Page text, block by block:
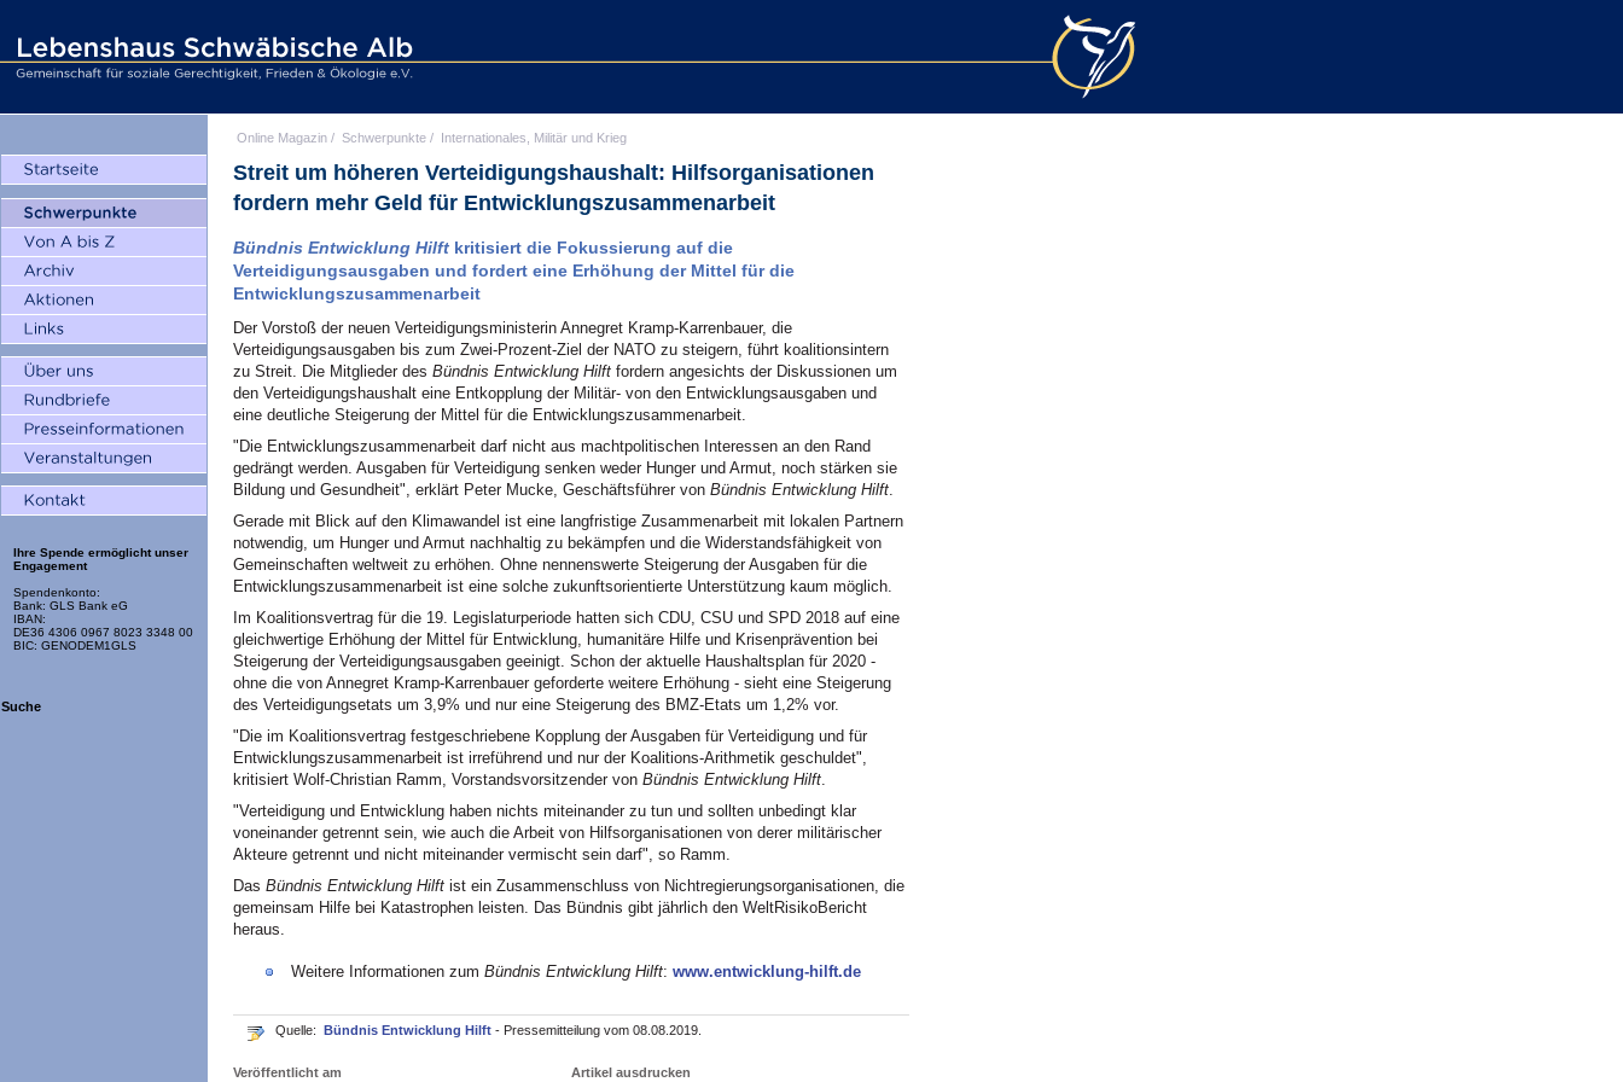
Ihre Spende ermöglicht unser
Engagement
Spendenkonto:
Bank: GLS Bank eG
IBAN:
DE36 4306 0967 8023 3348 00
BIC: GENODEM1GLS
Suche
Online Magazin / Schwerpunkte / Internationales, Militär und Krieg
Streit um höheren Verteidigungshaushalt: Hilfsorganisationen
fordern mehr Geld für Entwicklungszusammenarbeit
Bündnis Entwicklung Hilft kritisiert die Fokussierung auf die
Verteidigungsausgaben und fordert eine Erhöhung der Mittel für die
Entwicklungszusammenarbeit
Der Vorstoß der neuen Verteidigungsministerin Annegret Kramp-Karrenbauer, die
Verteidigungsausgaben bis zum Zwei-Prozent-Ziel der NATO zu steigern, führt koalitionsintern
zu Streit. Die Mitglieder des Bündnis Entwicklung Hilft fordern angesichts der Diskussionen um
den Verteidigungshaushalt eine Entkopplung der Militär- von den Entwicklungsausgaben und
eine deutliche Steigerung der Mittel für die Entwicklungszusammenarbeit.
"Die Entwicklungszusammenarbeit darf nicht aus machtpolitischen Interessen an den Rand
gedrängt werden. Ausgaben für Verteidigung senken weder Hunger und Armut, noch stärken sie
Bildung und Gesundheit", erklärt Peter Mucke, Geschäftsführer von Bündnis Entwicklung Hilft.
Gerade mit Blick auf den Klimawandel ist eine langfristige Zusammenarbeit mit lokalen Partnern
notwendig, um Hunger und Armut nachhaltig zu bekämpfen und die Widerstandsfähigkeit von
Gemeinschaften weltweit zu erhöhen. Ohne nennenswerte Steigerung der Ausgaben für die
Entwicklungszusammenarbeit ist eine solche zukunftsorientierte Unterstützung kaum möglich.
Im Koalitionsvertrag für die 19. Legislaturperiode hatten sich CDU, CSU und SPD 2018 auf eine
gleichwertige Erhöhung der Mittel für Entwicklung, humanitäre Hilfe und Krisenprävention bei
Steigerung der Verteidigungsausgaben geeinigt. Schon der aktuelle Haushaltsplan für 2020 -
ohne die von Annegret Kramp-Karrenbauer geforderte weitere Erhöhung - sieht eine Steigerung
des Verteidigungsetats um 3,9% und nur eine Steigerung des BMZ-Etats um 1,2% vor.
"Die im Koalitionsvertrag festgeschriebene Kopplung der Ausgaben für Verteidigung und für
Entwicklungszusammenarbeit ist irreführend und nur der Koalitions-Arithmetik geschuldet",
kritisiert Wolf-Christian Ramm, Vorstandsvorsitzender von Bündnis Entwicklung Hilft.
"Verteidigung und Entwicklung haben nichts miteinander zu tun und sollten unbedingt klar
voneinander getrennt sein, wie auch die Arbeit von Hilfsorganisationen von derer militärischer
Akteure getrennt und nicht miteinander vermischt sein darf", so Ramm.
Das Bündnis Entwicklung Hilft ist ein Zusammenschluss von Nichtregierungsorganisationen, die
gemeinsam Hilfe bei Katastrophen leisten. Das Bündnis gibt jährlich den WeltRisikoBericht
heraus.
Weitere Informationen zum Bündnis Entwicklung Hilft: www.entwicklung-hilft.de
Quelle: Bündnis Entwicklung Hilft - Pressemitteilung vom 08.08.2019.
Veröffentlicht am Artikel ausdrucken